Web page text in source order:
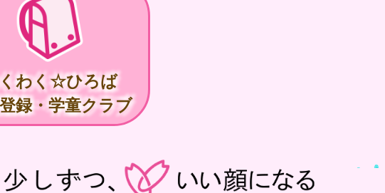
わく☆ひろば
録・学童クラブ